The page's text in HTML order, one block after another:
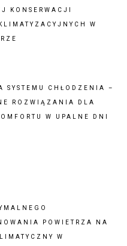
KONSERWACJI
W
SYSTEMU CHŁODZENIA –
ROZWIĄZANIA DLA
W UPALNE DNI
POWIETRZA NA
W